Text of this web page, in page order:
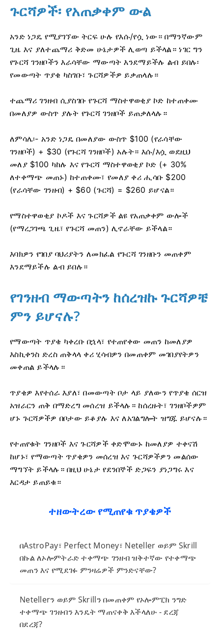
ጉርሻዎች፡ የአጠቃቀም ውል
አንድ ነጋዴ የሚያገኘው ትርፍ ሁሉ የእሱ/የሷ ነው። በማንኛውም
ጊዜ እና ያለተጨማሪ ቅድመ ሁኔታዎች ሊወጣ ይችላል። ነገር ግን
የጉርሻ ገንዘቦችን እራሳቸው ማውጣት እንደማይችሉ ልብ ይበሉ፡
የመውጣት ጥያቄ ካስገቡ፣ ጉርሻዎችዎ ይቃጠላሉ።
ተጨማሪ ገንዘብ ሲያስገቡ የጉርሻ ማስተዋወቂያ ኮድ ከተጠቀሙ
በመለያዎ ውስጥ ያሉት የጉርሻ ገንዘቦች ይጠቃለላሉ።
ለምሳሌ፡- አንድ ነጋዴ በመለያው ውስጥ $100 (የራሳቸው
ገንዘቦች) + $30 (የጉርሻ ገንዘቦች) አሉት። እሱ/እሷ ወደዚህ
መለያ $100 ካከሉ እና የጉርሻ ማስተዋወቂያ ኮድ (+ 30%
ለተቀማጭ መጠኑ) ከተጠቀሙ፣ የመለያ ቀሪ ሒሳቡ $200
(የራሳቸው ገንዘብ) + $60 (ጉርሻ) = $260 ይሆናል።
የማስተዋወቂያ ኮዶች እና ጉርሻዎች ልዩ የአጠቃቀም ውሎች
(የማረጋገጫ ጊዜ፣ የጉርሻ መጠን) ሊኖራቸው ይችላል።
እባክዎን የገበያ ባህሪያትን ለመክፈል የጉርሻ ገንዘቡን መጠቀም
እንደማይችሉ ልብ ይበሉ።
የገንዘብ ማውጣትን ከሰረዝኩ ጉርሻዎቼ
ምን ይሆናሉ?
የማውጣት ጥያቄ ካቀረቡ በኋላ፣ የተጠየቀው መጠን ከመለያዎ
እስኪቀንስ ድረስ ጠቅላላ ቀሪ ሂሳብዎን በመጠቀም መገበያየትዎን
መቀጠል ይችላሉ።
ጥያቄዎ እየተሰራ እያለ፣ በመውጣት ቦታ ላይ ያለውን የጥያቄ ሰርዝ
አዝራርን ጠቅ በማድረግ መሰረዝ ይችላሉ። ከሰረዙት፣ ገንዘቦችዎም
ሆኑ ጉርሻዎችዎ በቦታው ይቆያሉ እና ለአገልግሎት ዝግጁ ይሆናሉ።
የተጠየቁት ገንዘቦች እና ጉርሻዎች ቀድሞውኑ ከመለያዎ ተቀናሽ
ከሆኑ፣ የማውጣት ጥያቄዎን መሰረዝ እና ጉርሻዎችዎን መልሰው
ማግኘት ይችላሉ። በዚህ ሁኔታ የደንበኞች ድጋፍን ያነጋግሩ እና
እርዳታ ይጠይቁ።
ተዘውትረው የሚጠየቁ ጥያቄዎች
በAstroPay፣ Perfect Money፣ Neteller ወይም Skrill
በኩል ለኦሎምትራድ ተቀማጭ ገንዘብ ዝቅተኛው የተቀማጭ
መጠን እና የሚደገፉ ምንዛሬዎች ምንድናቸው?
Netellerን ወይም Skrillን በመጠቀም የኦሎምፒክ ንግድ
ተቀማጭ ገንዘብን እንዴት ማጠናቀቅ እችላለሁ - ደረጃ
በደረጃ?